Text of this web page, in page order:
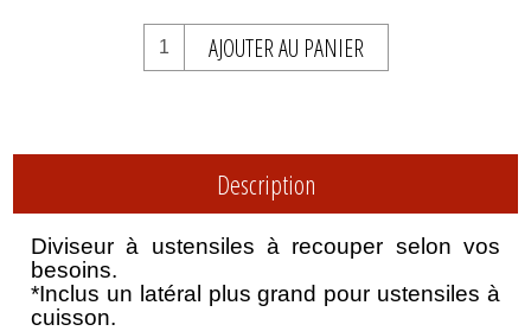
AJOUTER AU PANIER
Description
Diviseur à ustensiles à recouper selon vos
besoins.
*Inclus un latéral plus grand pour ustensiles à
cuisson.